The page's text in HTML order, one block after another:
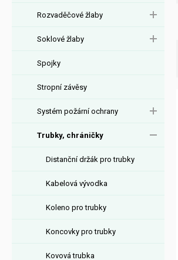
Rozvaděčové žlaby
Soklové žlaby
Spojky
Stropní závěsy
Systém požární ochrany
Trubky, chráničky
Distanční držák pro trubky
Kabelová vývodka
Koleno pro trubky
Koncovky pro trubky
Kovová trubka